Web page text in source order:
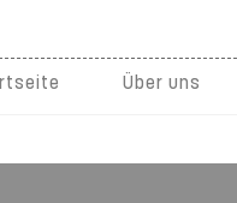
Über uns